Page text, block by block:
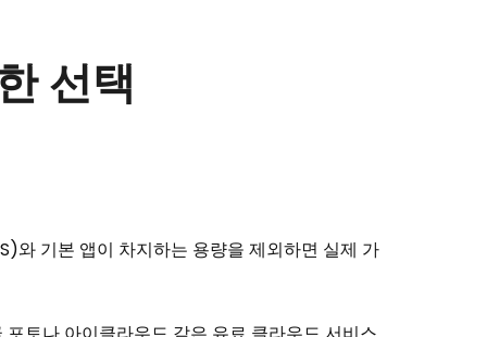
선택
와 기본 앱이 차지하는 용량을 제외하면 실제 가